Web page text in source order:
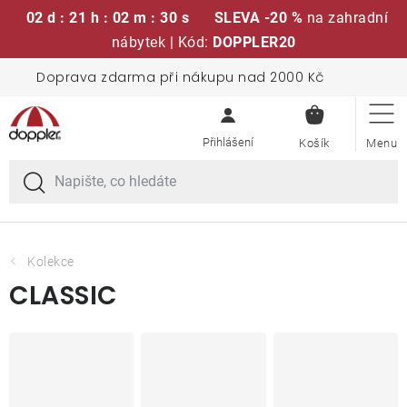
02 d : 21 h : 02 m : 29 s SLEVA -20 % na zahradní
nábytek | Kód: DOPPLER20
obsah
Doprava zdarma při nákupu nad 2000 Kč
KOŠÍK
Sedací soupravy
Slunečníky
Křesla a židle
Stoly
Kolekce
CLASSIC